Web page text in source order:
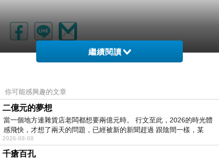
阿宅
繼續閱讀
你可能感興趣的文章
二億元的夢想
當一個地方連雜貨店老闆都想要兩億元時。 行文至此，2026的時光體
感飛快，才想了兩天的問題，已經被新的新聞趕過 跟陰間一樣，某
2026-08-08
千瘡百孔